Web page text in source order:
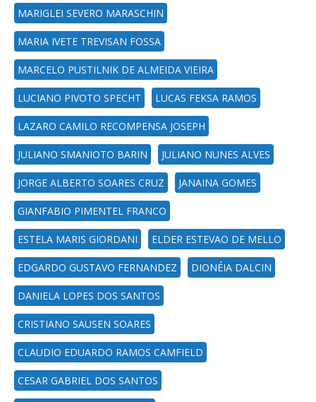
MARIGLEI SEVERO MARASCHIN
MARIA IVETE TREVISAN FOSSA
MARCELO PUSTILNIK DE ALMEIDA VIEIRA
LUCIANO PIVOTO SPECHT LUCAS FEKSA RAMOS
LAZARO CAMILO RECOMPENSA JOSEPH
JULIANO SMANIOTO BARIN JULIANO NUNES ALVES
JORGE ALBERTO SOARES CRUZ JANAINA GOMES
GIANFABIO PIMENTEL FRANCO
ESTELA MARIS GIORDANI ELDER ESTEVAO DE MELLO
EDGARDO GUSTAVO FERNANDEZ DIONÉIA DALCIN
DANIELA LOPES DOS SANTOS
CRISTIANO SAUSEN SOARES
CLAUDIO EDUARDO RAMOS CAMFIELD
CESAR GABRIEL DOS SANTOS